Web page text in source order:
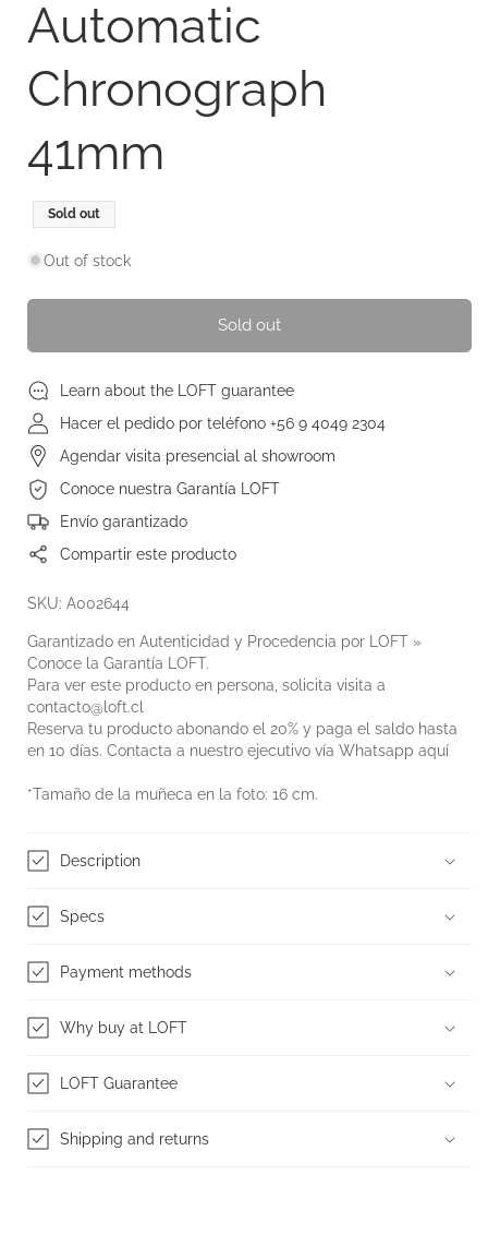
Automatic
Chronograph
41mm
Regular
Sale
Sold out
Out of stock
Sold out
Learn about the LOFT guarantee
Hacer el pedido por teléfono +56 9 4049 2304
Agendar visita presencial al showroom
Conoce nuestra Garantía LOFT
Envío garantizado
Compartir este producto
SKU: A002644
Garantizado en Autenticidad y Procedencia por LOFT »
Conoce la Garantía LOFT.
Para ver este producto en persona, solicita visita a
contacto@loft.cl
Reserva tu producto abonando el 20% y paga el saldo hasta
en 10 días. Contacta a nuestro ejecutivo vía Whatsapp aquí
*Tamaño de la muñeca en la foto: 16 cm.
Description
Specs
Payment methods
Why buy at LOFT
LOFT Guarantee
Shipping and returns